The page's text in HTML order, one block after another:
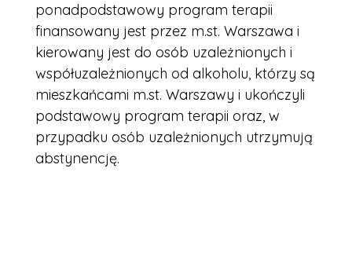
ponadpodstawowy program terapii
finansowany jest przez m.st. Warszawa i
kierowany jest do osób uzależnionych i
współuzależnionych od alkoholu, którzy są
mieszkańcami m.st. Warszawy i ukończyli
podstawowy program terapii oraz, w
przypadku osób uzależnionych utrzymują
abstynencję.